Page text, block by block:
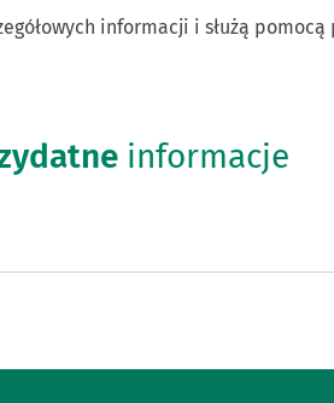
informacji i służą
informacje